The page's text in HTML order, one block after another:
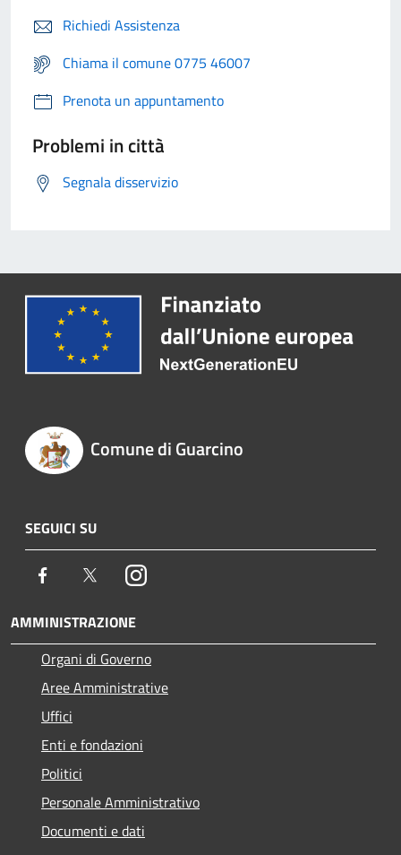
Richiedi Assistenza
Chiama il comune 0775 46007
Prenota un appuntamento
Problemi in città
Segnala disservizio
Comune di Guarcino
SEGUICI SU
Facebook TwitterInstagram
AMMINISTRAZIONE
Organi di Governo
Aree Amministrative
Uffici
Enti e fondazioni
Politici
Personale Amministrativo
Documenti e dati